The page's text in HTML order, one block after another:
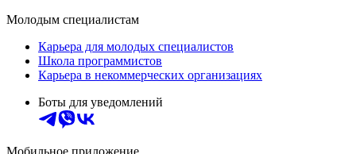
Молодым специалистам
Карьера для молодых специалистов
Школа программистов
Карьера в некоммерческих организациях
Боты для уведомлений
Мобильное приложение